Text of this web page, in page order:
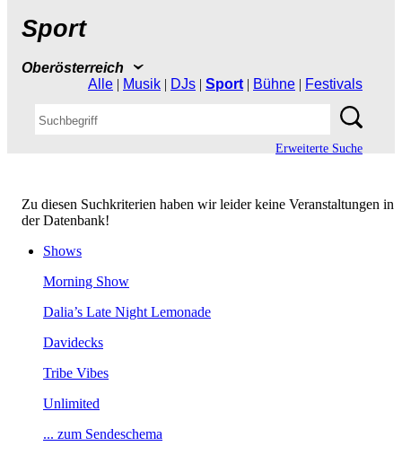
Sport
Oberösterreich
Alle | Musik | DJs | Sport | Bühne | Festivals
ErweiterteSuche
ZudiesenSuchkriterienhabenwirleiderkeineVeranstaltungenin
derDatenbank!
Shows
MorningShow
Dalia’sLateNightLemonade
Davidecks
TribeVibes
Unlimited
...zumSendeschema